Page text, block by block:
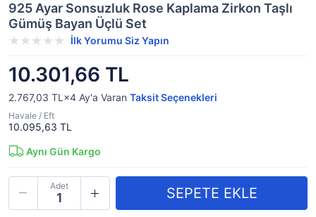
925 Ayar Sonsuzluk Rose Kaplama Zirkon Taşlı
Gümüş Bayan Üçlü Set
İlk Yorumu Siz Yapın
10.301,66 TL
2.767,03 TL×4 Ay'a Varan Taksit Seçenekleri
Havale / Eft
10.095,63 TL
Aynı Gün Kargo
Adet